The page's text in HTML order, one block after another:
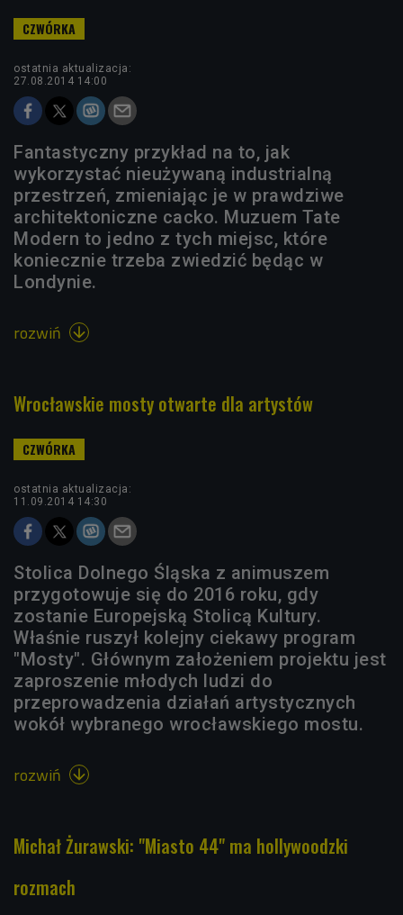
ostatnia aktualizacja:
27.08.2014 14:00
Fantastyczny przykład na to, jak
wykorzystać nieużywaną industrialną
przestrzeń, zmieniając je w prawdziwe
architektoniczne cacko. Muzuem Tate
Modern to jedno z tych miejsc, które
koniecznie trzeba zwiedzić będąc w
Londynie.
rozwiń 
Wrocławskie mosty otwarte dla artystów
ostatnia aktualizacja:
11.09.2014 14:30
Stolica Dolnego Śląska z animuszem
przygotowuje się do 2016 roku, gdy
zostanie Europejską Stolicą Kultury.
Właśnie ruszył kolejny ciekawy program
"Mosty". Głównym założeniem projektu jest
zaproszenie młodych ludzi do
przeprowadzenia działań artystycznych
wokół wybranego wrocławskiego mostu.
rozwiń 
Michał Żurawski: "Miasto 44" ma hollywoodzki
rozmach